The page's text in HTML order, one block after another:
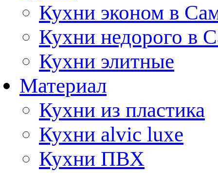
Кухни эконом в
Кухни недорого в
Кухни элитные
Материал
Кухни из пластика
Кухни alvic luxe
Кухни ПВХ